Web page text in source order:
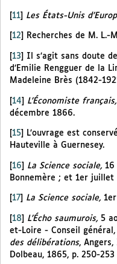
[11] Les États-Unis
12 Recherches de M. L.-
13
Il s’agit sans doute
d’Emilie Rengguer de la
Madeleine Brès (1842-
[14] L’Économiste français,
décembre 1866.
15
L’ouvrage est
Hauteville à Guernesey.
[16] La Science sociale, 16
Bonnemère ; et 1er
17 La Science sociale,
18 L’Écho saumurois, 5
et-Loire - Conseil général,
des délibérations, Angers,
Dolbeau, 1865, p. 250-253